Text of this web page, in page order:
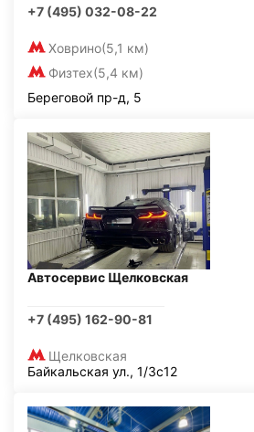
+7 (495) 032-08-22
Ховрино(5,1 км)
Физтех(5,4 км)
Береговой пр-д, 5
Автосервис Щелковская
+7 (495) 162-90-81
Щелковская
Байкальская ул., 1/3с12